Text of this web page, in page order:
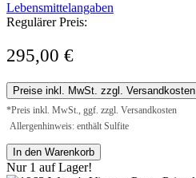
Lebensmittelangaben
Regulärer Preis:
295,00 €
Preise inkl. MwSt. zzgl. Versandkosten
*Preis inkl. MwSt., ggf. zzgl. Versandkosten
Allergenhinweis: enthält Sulfite
In den Warenkorb
Nur 1 auf Lager!